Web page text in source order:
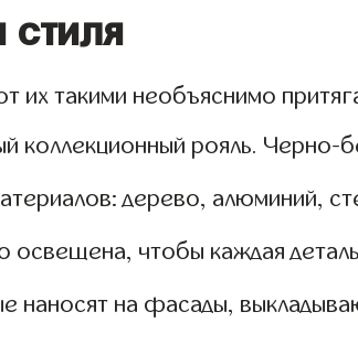
стиля
их такими необъяснимо
коллекционный рояль. Черно-
дерево, алюминий,
освещена, чтобы каждая
наносят на фасады,